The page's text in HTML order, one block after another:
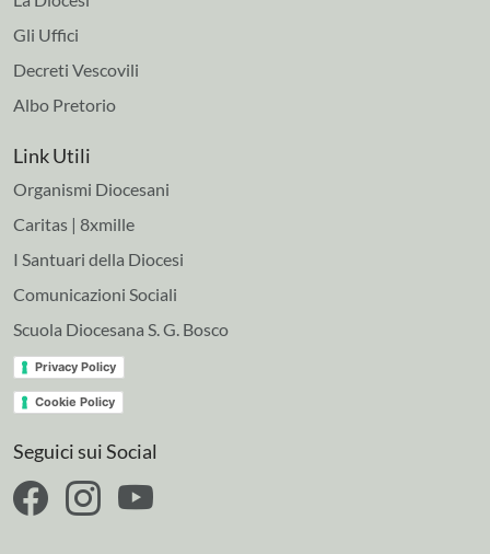
Gli Uffici
Decreti Vescovili
Albo Pretorio
Link Utili
Organismi Diocesani
Caritas | 8xmille
I Santuari della Diocesi
Comunicazioni Sociali
Scuola Diocesana S. G. Bosco
Privacy Policy
Cookie Policy
Seguici sui Social